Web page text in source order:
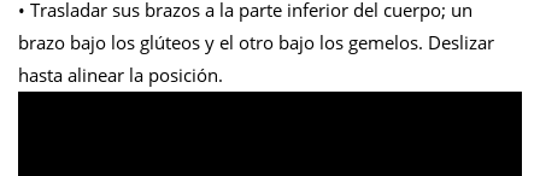
• Trasladar sus brazos a la parte inferior del cuerpo; un
brazo bajo los glúteos y el otro bajo los gemelos. Deslizar
hasta alinear la posición.